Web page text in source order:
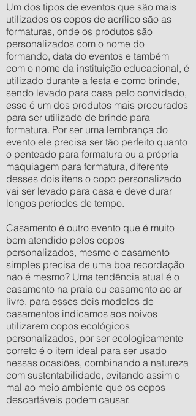
Um dos tipos de eventos que são mais
utilizados os copos de acrílico são as
formaturas, onde os produtos são
personalizados com o nome do
formando, data do eventos e também
com o nome da instituição educacional, é
utilizado durante a festa e como brinde,
sendo levado para casa pelo convidado,
esse é um dos produtos mais procurados
para ser utilizado de brinde para
formatura. Por ser uma lembrança do
evento ele precisa ser tão perfeito quanto
o penteado para formatura ou a própria
maquiagem para formatura, diferente
desses dois itens o copo personalizado
vai ser levado para casa e deve durar
longos períodos de tempo.
Casamento é outro evento que é muito
bem atendido pelos copos
personalizados, mesmo o casamento
simples precisa de uma boa recordação
não é mesmo? Uma tendência atual é o
casamento na praia ou casamento ao ar
livre, para esses dois modelos de
casamentos indicamos aos noivos
utilizarem copos ecológicos
personalizados, por ser ecologicamente
correto é o item ideal para ser usado
nessas ocasiões, combinando a natureza
com sustentabilidade, evitando assim o
mal ao meio ambiente que os copos
descartáveis podem causar.